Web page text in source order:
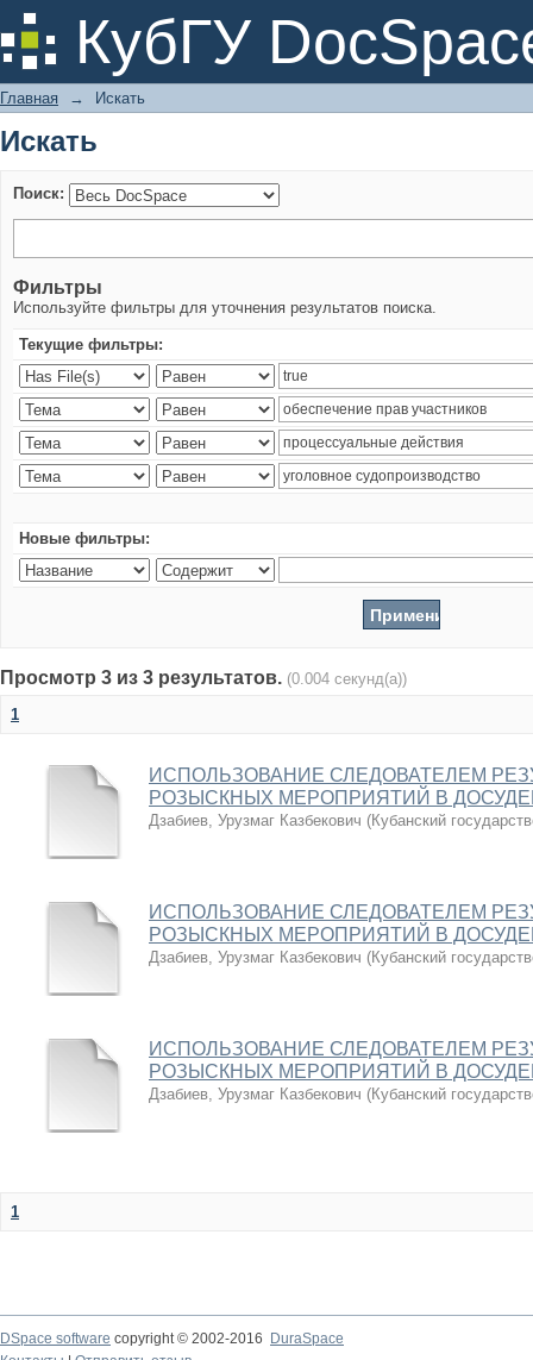
КубГУ
Искать
Главная → Искать
Искать
Поиск:
Фильтры
Используйте фильтры для уточнения результатов поиска.
Текущие фильтры:
Новые фильтры:
Просмотр 3 из 3 результатов. (0.004 секунд(а))
1
ИСПОЛЬЗОВАНИЕ СЛЕДОВАТЕЛЕМ
РОЗЫСКНЫХ МЕРОПРИЯТИЙ В
Дзабиев, Урузмаг Казбекович (Кубанский
ИСПОЛЬЗОВАНИЕ СЛЕДОВАТЕЛЕМ
РОЗЫСКНЫХ МЕРОПРИЯТИЙ В
Дзабиев, Урузмаг Казбекович (Кубанский
ИСПОЛЬЗОВАНИЕ СЛЕДОВАТЕЛЕМ
РОЗЫСКНЫХ МЕРОПРИЯТИЙ В
Дзабиев, Урузмаг Казбекович (Кубанский
1
DSpace software copyright © 2002-2016
DuraSpace